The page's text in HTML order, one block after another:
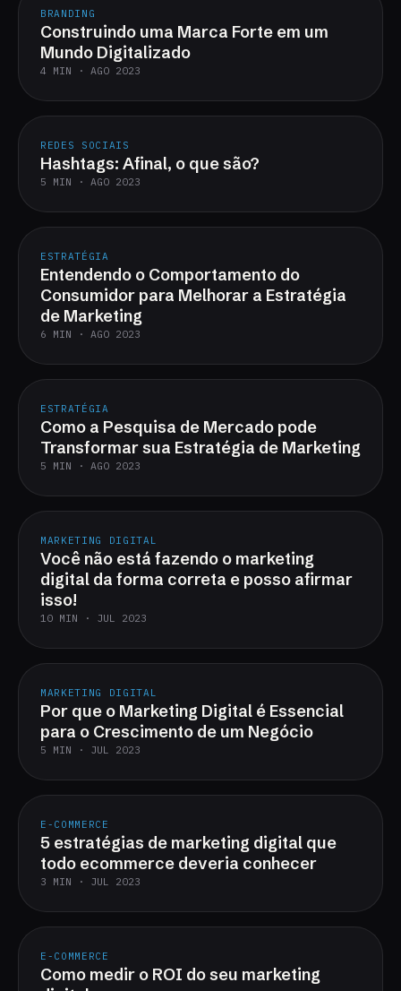
BRANDING
Construindo uma Marca Forte em um
Mundo Digitalizado
4 MIN · AGO 2023
REDES SOCIAIS
Hashtags: Afinal, o que são?
5 MIN · AGO 2023
ESTRATÉGIA
Entendendo o Comportamento do
Consumidor para Melhorar a Estratégia
de Marketing
6 MIN · AGO 2023
ESTRATÉGIA
Como a Pesquisa de Mercado pode
Transformar sua Estratégia de Marketing
5 MIN · AGO 2023
MARKETING DIGITAL
Você não está fazendo o marketing
digital da forma correta e posso afirmar
isso!
10 MIN · JUL 2023
MARKETING DIGITAL
Por que o Marketing Digital é Essencial
para o Crescimento de um Negócio
5 MIN · JUL 2023
E-COMMERCE
5 estratégias de marketing digital que
todo ecommerce deveria conhecer
3 MIN · JUL 2023
E-COMMERCE
Como medir o ROI do seu marketing